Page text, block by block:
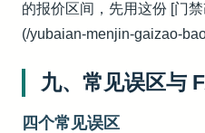
的报价区间，先用这份 [门
(/yubaian-menjin-gaizao-
九、常见误区与
四个常见误区